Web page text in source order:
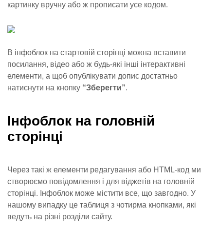
картинку вручну або ж прописати усе кодом.
В інфоблок на стартовій сторінці можна вставити
посилання, відео або ж будь-які інші інтерактивні
елементи, а щоб опублікувати допис достатньо
натиснути на кнопку “Зберегти”.
Інфоблок на головній
сторінці
Через такі ж елементи редагування або HTML-код ми
створюємо повідомлення і для віджетів на головній
сторінці. Інфоблок може містити все, що завгодно. У
нашому випадку це таблиця з чотирма кнопками, які
ведуть на різні розділи сайту.